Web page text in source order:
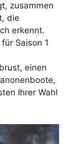
zusammen
die
erkennt.
Saison 1
einen
Ihrer Wahl